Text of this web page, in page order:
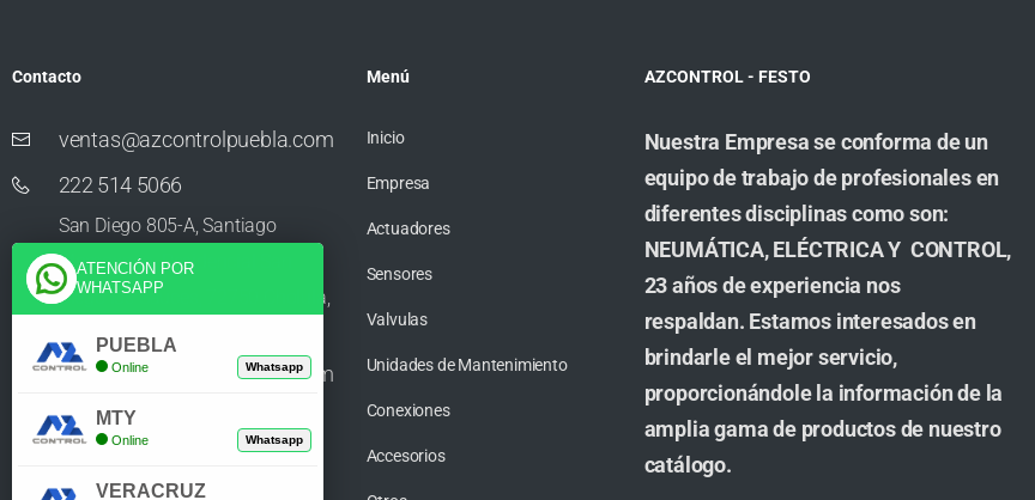
Contacto
ventas@azcontrolpuebla.com
222 514 5066
San Diego 805-A, Santiago
Momoxpan, Residencial San
Diego los Sauces, 72750 Cholula,
Puebla
ventas@azcontrolpuebla.com
272 282 8890
Poniente. 7 469, Centro, 94370
Orizaba, Veracruz
Menú
Inicio
Empresa
Actuadores
Sensores
Valvulas
Unidades de Mantenimiento
Conexiones
Accesorios
AZCONTROL - FESTO
Nuestra Empresa se conforma de un
equipo de trabajo de profesionales en
diferentes disciplinas como son:
NEUMÁTICA, ELÉCTRICA Y CONTROL,
23 años de experiencia nos
respaldan. Estamos interesados en
brindarle el mejor servicio,
proporcionándole la información de la
amplia gama de productos de nuestro
catálogo.
ATENCIÓN POR
WHATSAPP
PUEBLA
Online Whatsapp
MTY
Online Whatsapp
VERACRUZ